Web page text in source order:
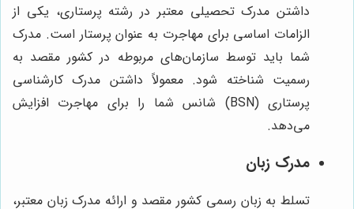
داشتن مدرک تحصیلی معتبر در رشته پرستاری، یکی از
الزامات اساسی برای مهاجرت به عنوان پرستار است. مدرک
شما باید توسط سازمان‌های مربوطه در کشور مقصد به
رسمیت شناخته شود. معمولاً داشتن مدرک کارشناسی
پرستاری (BSN) شانس شما را برای مهاجرت افزایش
می‌دهد.
مدرک زبان
تسلط به زبان رسمی کشور مقصد و ارائه مدرک زبان معتبر،